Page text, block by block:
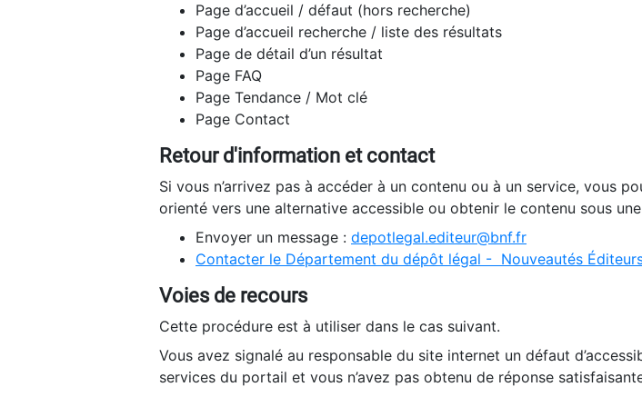
Page d’accueil / défaut (hors recherche)
Page d’accueil recherche / liste des résultats
Page de détail d’un résultat
Page FAQ
Page Tendance / Mot clé
Page Contact
Retour d'information et contact
Si vous n’arrivez pas à accéder à un contenu ou à un service, vous
orienté vers une alternative accessible ou obtenir le contenu sous
Envoyer un message : depotlegal.editeur@bnf.fr
Contacter le Département du dépôt légal - Nouveautés
Voies de recours
Cette procédure est à utiliser dans le cas suivant.
Vous avez signalé au responsable du site internet un défaut
services du portail et vous n’avez pas obtenu de réponse